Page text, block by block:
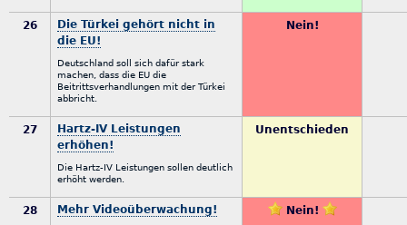
26
Die Türkei gehört nicht in
die EU!
Deutschland soll sich dafür stark
machen, dass die EU die
Beitrittsverhandlungen mit der Türkei
abbricht.
Nein!
27
Hartz-IV Leistungen
erhöhen!
Die Hartz-IV Leistungen sollen deutlich
erhöht werden.
Unentschieden
28 Mehr Videoüberwachung! Nein!